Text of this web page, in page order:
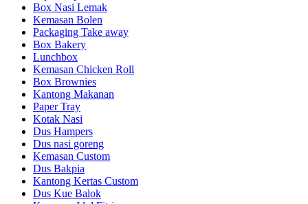
Box Nasi Lemak
Kemasan Bolen
Packaging Take away
Box Bakery
Lunchbox
Kemasan Chicken Roll
Box Brownies
Kantong Makanan
Paper Tray
Kotak Nasi
Dus Hampers
Dus nasi goreng
Kemasan Custom
Dus Bakpia
Kantong Kertas Custom
Dus Kue Balok